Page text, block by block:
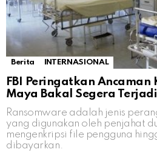
Berita INTERNASIONAL
FBI Peringatkan Ancaman
Maya Bakal Segera
Ransomware adalah jenis
yang digunakan oleh penjahat
mengenkripsi file pengguna
dibayarkan.